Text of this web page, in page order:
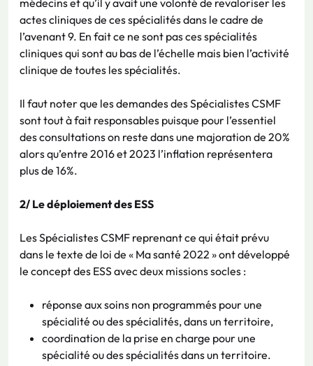
médecins et qu’il y avait une volonté de revaloriser les
actes cliniques de ces spécialités dans le cadre de
l’avenant 9. En fait ce ne sont pas ces spécialités
cliniques qui sont au bas de l’échelle mais bien l’activité
clinique de toutes les spécialités.
Il faut noter que les demandes des Spécialistes CSMF
sont tout à fait responsables puisque pour l’essentiel
des consultations on reste dans une majoration de 20%
alors qu’entre 2016 et 2023 l’inflation représentera
plus de 16%.
2/ Le déploiement des ESS
Les Spécialistes CSMF reprenant ce qui était prévu
dans le texte de loi de « Ma santé 2022 » ont développé
le concept des ESS avec deux missions socles :
réponse aux soins non programmés pour une
spécialité ou des spécialités, dans un territoire,
coordination de la prise en charge pour une
spécialité ou des spécialités dans un territoire.